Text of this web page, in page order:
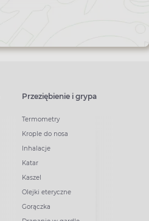
Przeziębienie i grypa
Termometry
Krople do nosa
Inhalacje
Katar
Kaszel
Olejki eteryczne
Gorączka